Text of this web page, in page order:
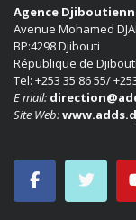
Agence
Avenue Mohamed
BP:4298 Djibouti
République de Djibouti
Tel: +253 35 86 55/
E mail:
Site Web: